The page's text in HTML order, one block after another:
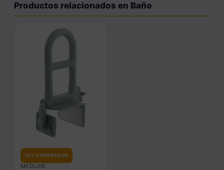
Productos relacionados en Baño
50+ COMPRADOS
MEDLINE